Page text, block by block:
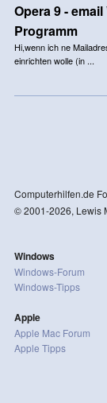
Opera 9 -
Programm
Hi,wenn ich ne
einrichten wolle (in ...
Computerhilfen.de
© 2001-2026, Lewis
Windows
Windows-Forum
Windows-Tipps
Apple
Apple Mac Forum
Apple Tipps